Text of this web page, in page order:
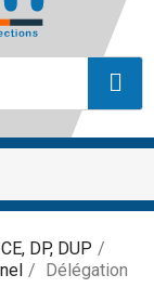
DP, DUP
Délégation